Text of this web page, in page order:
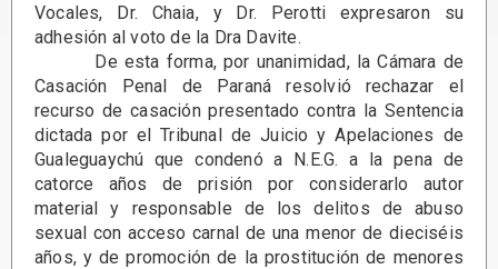
Vocales, Dr. Chaia, y Dr. Perotti expresaron su
adhesión al voto de la Dra Davite.
De esta forma, por unanimidad, la Cámara de
Casación Penal de Paraná resolvió rechazar el
recurso de casación presentado contra la Sentencia
dictada por el Tribunal de Juicio y Apelaciones de
Gualeguaychú que condenó a N.E.G. a la pena de
catorce años de prisión por considerarlo autor
material y responsable de los delitos de abuso
sexual con acceso carnal de una menor de dieciséis
años, y de promoción de la prostitución de menores